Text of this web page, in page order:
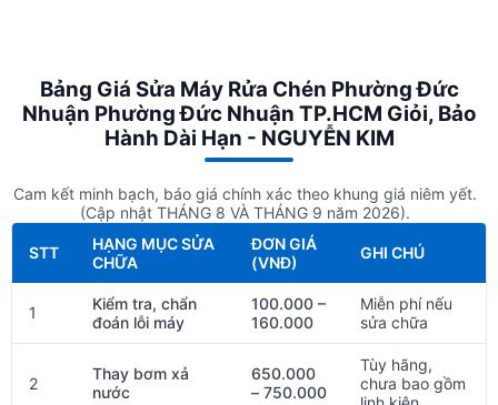
Bảng Giá Sửa Máy Rửa Chén Phường Đức
Nhuận Phường Đức Nhuận TP.HCM Giỏi, Bảo
Hành Dài Hạn - NGUYỄN KIM
Cam kết minh bạch, báo giá chính xác theo khung giá niêm yết.
(Cập nhật THÁNG 8 VÀ THÁNG 9 năm 2026).
STT
HẠNG MỤC SỬA
CHỮA
ĐƠN GIÁ
(VNĐ)
GHI CHÚ
1
Kiểm tra, chẩn
đoán lỗi máy
100.000 –
160.000
Miễn phí nếu
sửa chữa
2
Thay bơm xả
nước
650.000
– 750.000
Tùy hãng,
chưa bao gồm